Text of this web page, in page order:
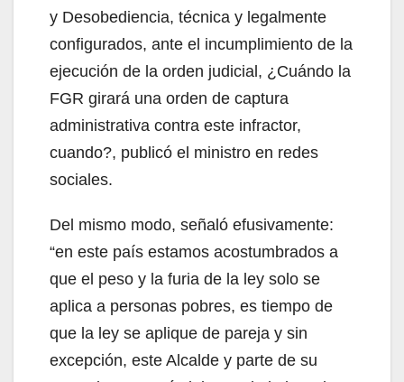
y Desobediencia, técnica y legalmente
configurados, ante el incumplimiento de la
ejecución de la orden judicial, ¿Cuándo la
FGR girará una orden de captura
administrativa contra este infractor,
cuando?, publicó el ministro en redes
sociales.
Del mismo modo, señaló efusivamente:
“en este país estamos acostumbrados a
que el peso y la furia de la ley solo se
aplica a personas pobres, es tiempo de
que la ley se aplique de pareja y sin
excepción, este Alcalde y parte de su